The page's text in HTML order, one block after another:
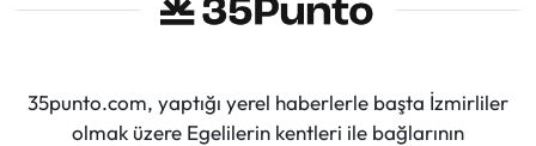
35punto.com, yaptığı yerel haberlerle başta İzmirliler
olmak üzere Egelilerin kentleri ile bağlarının